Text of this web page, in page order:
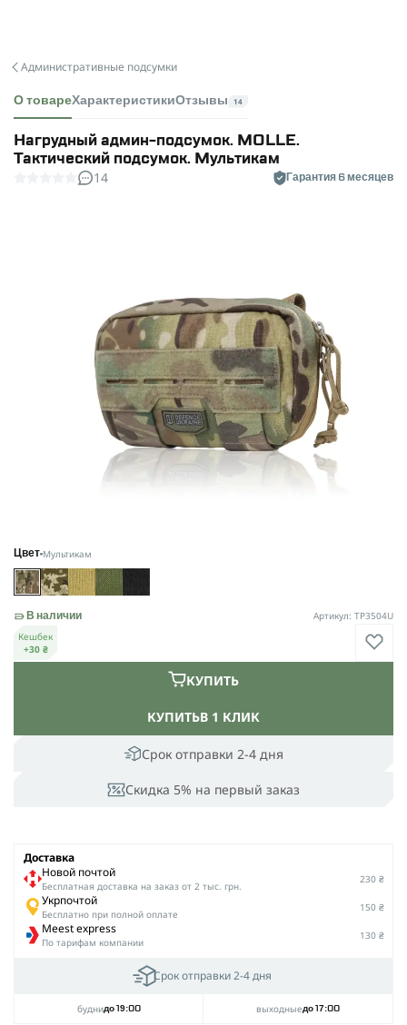
Административные подсумки
О товареХарактеристикиОтзывы 14
Нагрудный админ-подсумок. MOLLE.
Тактический подсумок. Мультикам
14 Гарантия 6 месяцев
Цвет Мультикам
Срок отправки 2-4 дня
Скидка 5% на первый заказ
КУПИТЬВ 1 КЛИК
КУПИТЬ
В наличии
Артикул: TP3504U
Кешбек
+30 ₴
Доставка
Новой почтой
Беcплатная доставка на заказ от 2 тыс. грн.
230 ₴
Укрпочтой
Бесплатно при полной оплате
150 ₴
Meest express
По тарифам компании
130 ₴
Срок отправки 2-4 дня
буднидо 19:00 выходныедо 17:00